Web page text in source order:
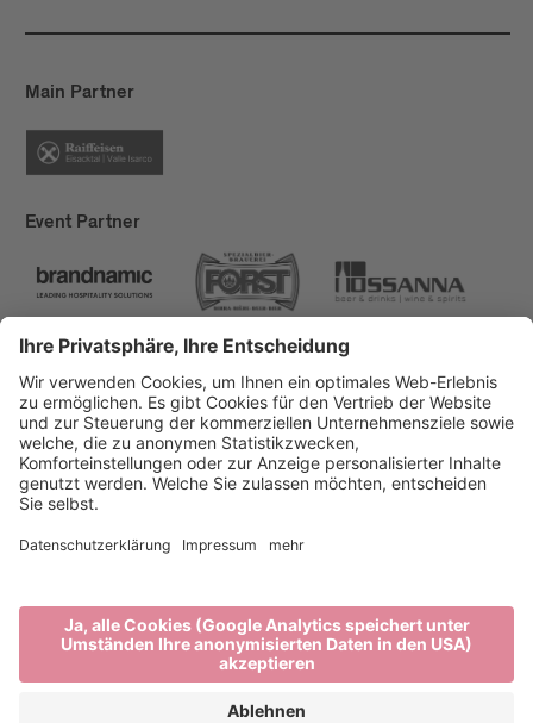
Main Partner
Event Partner
Brixen Tourismus
Privacy
Impressum
Förderungen
produced by